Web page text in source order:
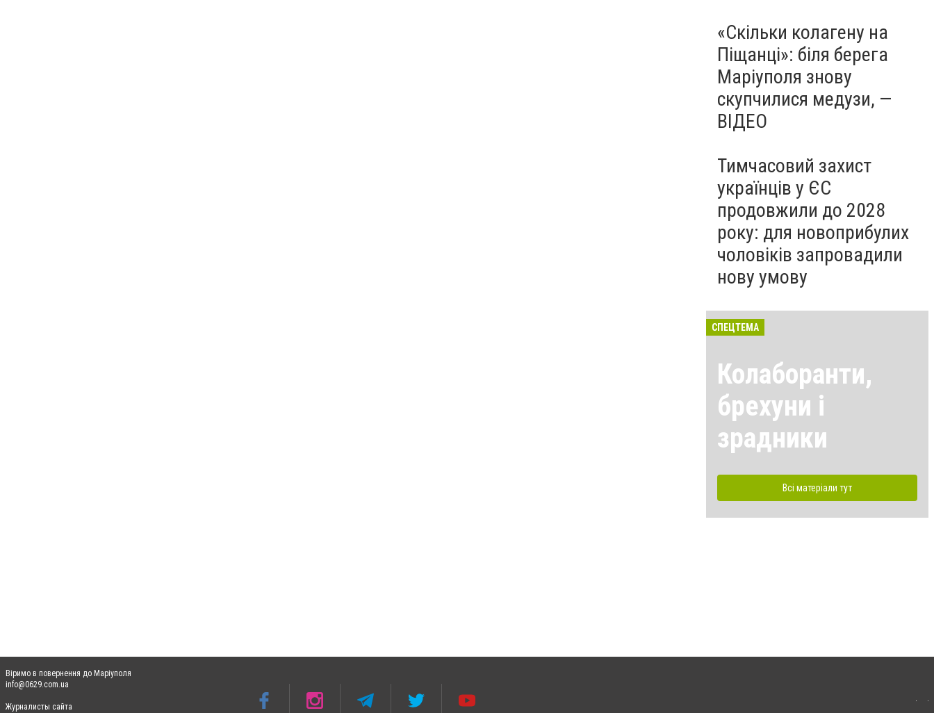
«Скільки колагену на
Піщанці»: біля берега
Маріуполя знову
скупчилися медузи, —
ВІДЕО
Тимчасовий захист
українців у ЄС
продовжили до 2028
року: для новоприбулих
чоловіків запровадили
нову умову
СПЕЦТЕМА
Колаборанти,
брехуни і
зрадники
Всі матеріали тут
Віримо в повернення до Маріуполя
info@0629.com.ua
Журналисты сайта